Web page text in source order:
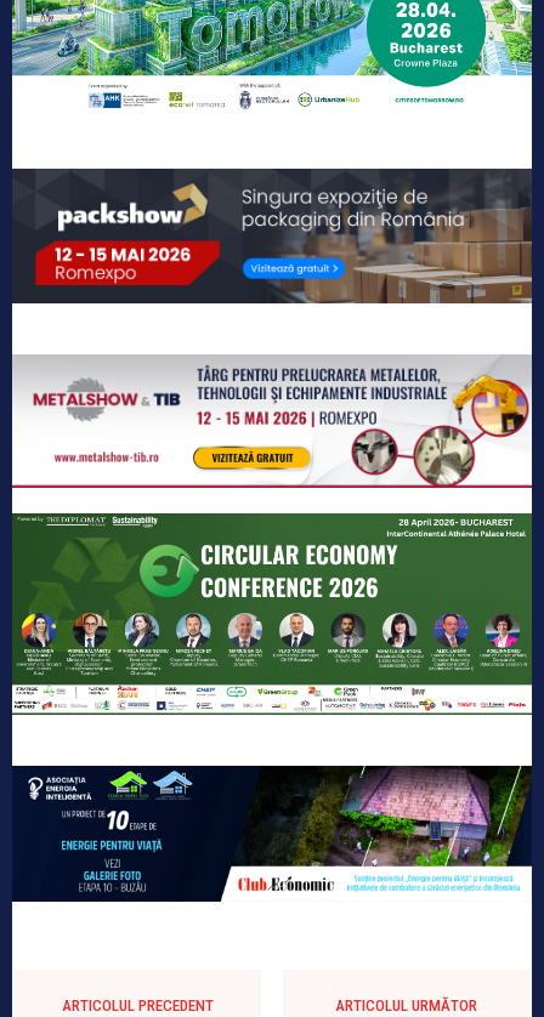
ARTICOLUL PRECEDENT ARTICOLUL URMĂTOR